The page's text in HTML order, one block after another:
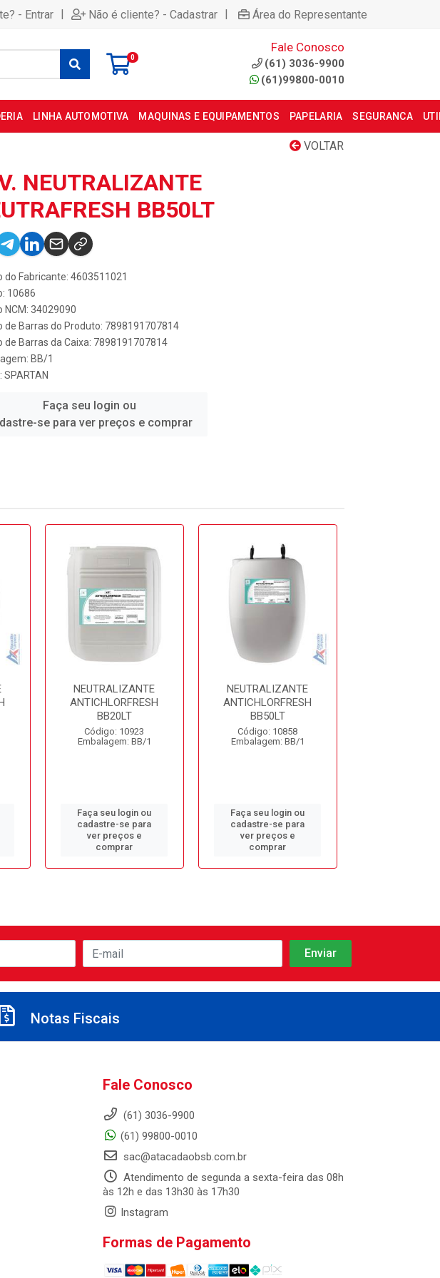
- Entrar | Não é cliente? - Cadastrar | Área do Representante
0
Fale Conosco
(61) 3036-9900
(61)99800-0010
LINHA AUTOMOTIVA MAQUINAS E EQUIPAMENTOS PAPELARIA SEGURANCA
VOLTAR
NEUTRALIZANTE
BB50LT
do Fabricante: 4603511021
10686
NCM: 34029090
de Barras do Produto: 7898191707814
de Barras da Caixa: 7898191707814
BB/1
SPARTAN
Faça seu login ou
se para ver preços e comprar
NEUTRALIZANTE
ANTICHLORFRESH
BB20LT
Código: 10923
Embalagem: BB/1
Faça seu login ou
cadastre-se para
ver preços e
comprar
NEUTRALIZANTE
ANTICHLORFRESH
BB50LT
Código: 10858
Embalagem: BB/1
Faça seu login ou
cadastre-se para
ver preços e
comprar
Notas Fiscais
Fale Conosco
(61) 3036-9900
(61) 99800-0010
sac@atacadaobsb.com.br
Atendimento de segunda a sexta-feira das 08h
às 12h e das 13h30 às 17h30
Instagram
Formas de Pagamento